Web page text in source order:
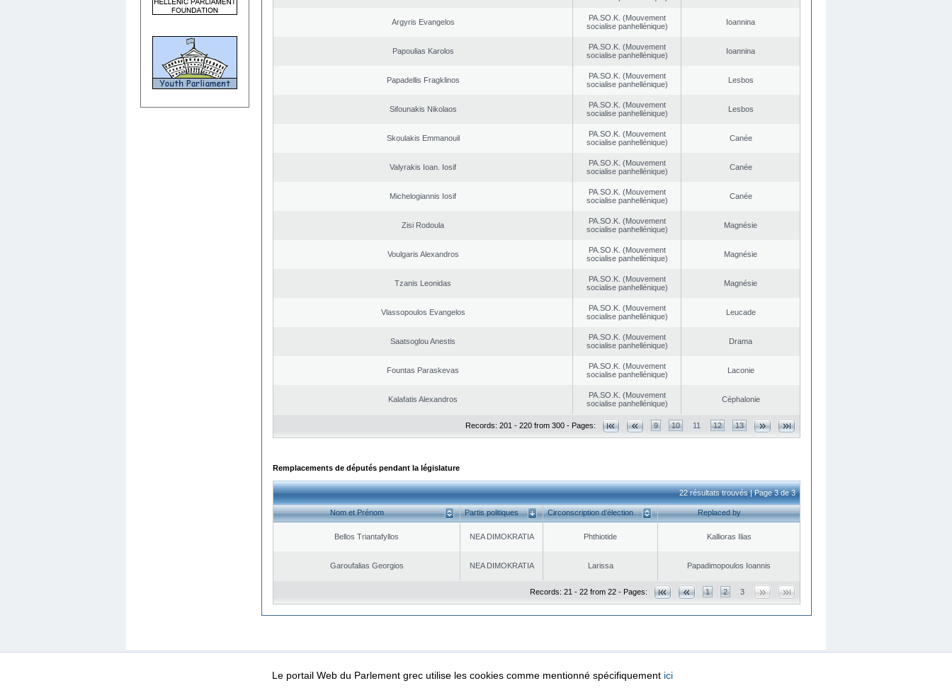
Argyris Evangelos
PA.SO.K. (Mouvement
socialise panhellénique)
Ioannina
Papoulias Karolos
PA.SO.K. (Mouvement
socialise panhellénique)
Ioannina
Papadellis Fragklinos
PA.SO.K. (Mouvement
socialise panhellénique)
Lesbos
Sifounakis Nikolaos
PA.SO.K. (Mouvement
socialise panhellénique)
Lesbos
Skoulakis Emmanouil
PA.SO.K. (Mouvement
socialise panhellénique)
Canée
Valyrakis Ioan. Iosif
PA.SO.K. (Mouvement
socialise panhellénique)
Canée
Michelogiannis Iosif
PA.SO.K. (Mouvement
socialise panhellénique)
Canée
Zisi Rodoula
PA.SO.K. (Mouvement
socialise panhellénique)
Magnésie
Voulgaris Alexandros
PA.SO.K. (Mouvement
socialise panhellénique)
Magnésie
Tzanis Leonidas
PA.SO.K. (Mouvement
socialise panhellénique)
Magnésie
Vlassopoulos Evangelos
PA.SO.K. (Mouvement
socialise panhellénique)
Leucade
Saatsoglou Anestis
PA.SO.K. (Mouvement
socialise panhellénique)
Drama
Fountas Paraskevas
PA.SO.K. (Mouvement
socialise panhellénique)
Laconie
Kalafatis Alexandros
PA.SO.K. (Mouvement
socialise panhellénique)
Céphalonie
Records: 201 - 220 from 300 - Pages: 9 10 11 12 13
Remplacements de députés pendant la législature
22 résultats trouvés | Page 3 de 3
Nom et Prénom Partis politiques Circonscription d’élection Replaced by
Bellos Triantafyllos NEA DΙMOKRATIA Phthiotide Kallioras Ilias
Garoufalias Georgios NEA DΙMOKRATIA Larissa Papadimopoulos Ioannis
Records: 21 - 22 from 22 - Pages: 1 2 3
Conditions d’utilisation Data Protection Security & Access
Le portail Web du Parlement grec utilise les cookies comme mentionné spécifiquement ici